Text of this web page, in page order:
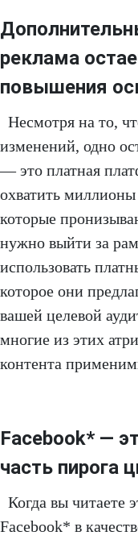
реклама
повышения
Несмотря на то,
изменений, одно
— это платная
охватить
которые
нужно выйти за
использовать
которое они
вашей целевой
многие из этих
контента
Facebook* —
часть пирога
Когда вы читаете
Facebook* в